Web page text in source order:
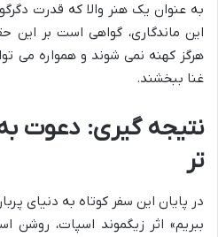
به عنوان یک هنر والا که قدرت
این ماندگاری، گواهی است بر
هرگز کهنه نمی شوند و همواره می
غنا ببخشند.
نتیجه گیری: دعوت
تر
در پایان این سفر کوتاه به دنیای
ببریم» اثر زیگموند اسپات،